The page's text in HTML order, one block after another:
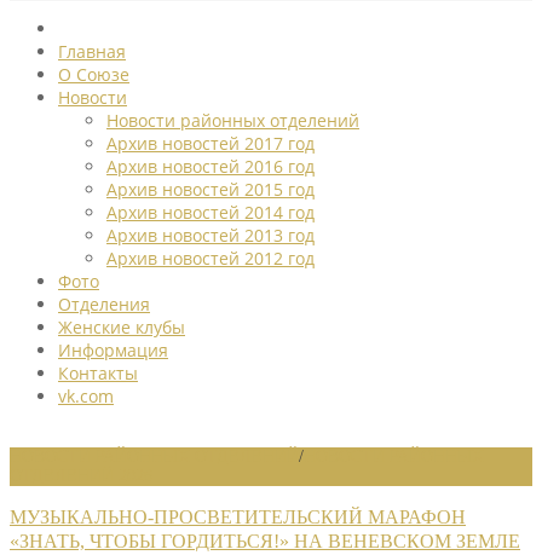
Главная
О Союзе
Новости
Новости районных отделений
Архив новостей 2017 год
Архив новостей 2016 год
Архив новостей 2015 год
Архив новостей 2014 год
Архив новостей 2013 год
Архив новостей 2012 год
Фото
Отделения
Женские клубы
Информация
Контакты
vk.com
/
МУЗЫКАЛЬНО-ПРОСВЕТИТЕЛЬСКИЙ МАРАФОН
«ЗНАТЬ, ЧТОБЫ ГОРДИТЬСЯ!» НА ВЕНЕВСКОМ ЗЕМЛЕ